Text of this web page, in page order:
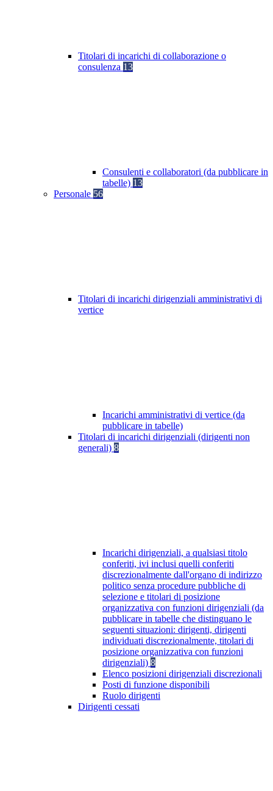
Titolari di incarichi di collaborazione o
consulenza 13
Consulenti e collaboratori (da pubblicare in
tabelle) 13
Personale 56
Titolari di incarichi dirigenziali amministrativi di
vertice
Incarichi amministrativi di vertice (da
pubblicare in tabelle)
Titolari di incarichi dirigenziali (dirigenti non
generali) 8
Incarichi dirigenziali, a qualsiasi titolo
conferiti, ivi inclusi quelli conferiti
discrezionalmente dall'organo di indirizzo
politico senza procedure pubbliche di
selezione e titolari di posizione
organizzativa con funzioni dirigenziali (da
pubblicare in tabelle che distinguano le
seguenti situazioni: dirigenti, dirigenti
individuati discrezionalmente, titolari di
posizione organizzativa con funzioni
dirigenziali) 8
Elenco posizioni dirigenziali discrezionali
Posti di funzione disponibili
Ruolo dirigenti
Dirigenti cessati